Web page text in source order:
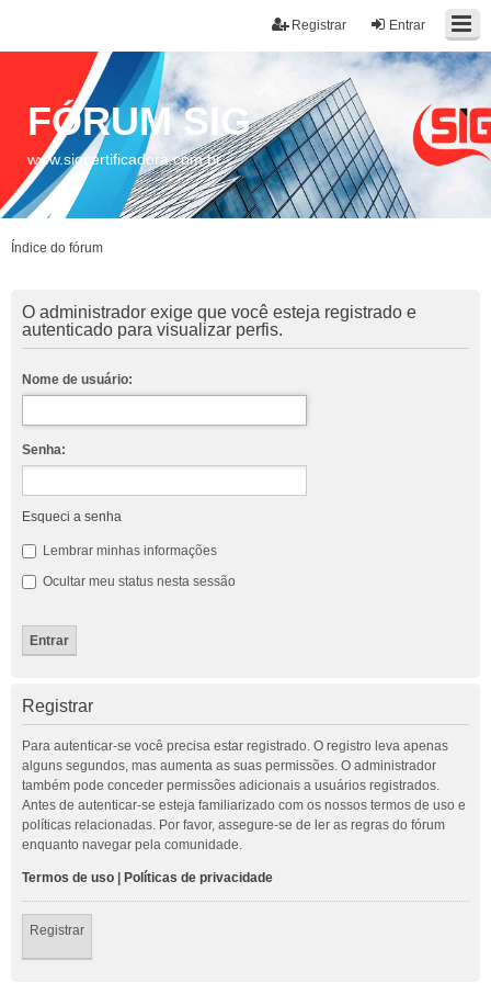
Entrar
Registrar
FÓRUM SIG
www.sigcertificadora.com.br
Índice do fórum
O administrador exige que você esteja registrado e
autenticado para visualizar perfis.
Nome de usuário:
Senha:
Esqueci a senha
Lembrar minhas informações
Ocultar meu status nesta sessão
Registrar
Para autenticar-se você precisa estar registrado. O registro leva apenas
alguns segundos, mas aumenta as suas permissões. O administrador
também pode conceder permissões adicionais a usuários registrados.
Antes de autenticar-se esteja familiarizado com os nossos termos de uso e
políticas relacionadas. Por favor, assegure-se de ler as regras do fórum
enquanto navegar pela comunidade.
Termos de uso Políticas de privacidade
Registrar